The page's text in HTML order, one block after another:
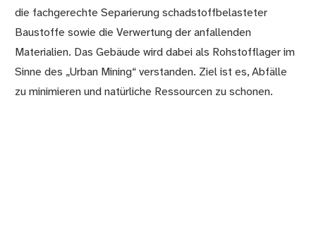
die fachgerechte Separierung schadstoffbelasteter
Baustoffe sowie die Verwertung der anfallenden
Materialien. Das Gebäude wird dabei als Rohstofflager im
Sinne des „Urban Mining“ verstanden. Ziel ist es, Abfälle
zu minimieren und natürliche Ressourcen zu schonen.